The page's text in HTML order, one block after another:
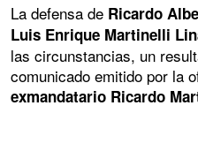
La defensa de Ricardo
Luis Enrique Martinelli
las circunstancias, un
comunicado emitido por la
exmandatario Ricardo